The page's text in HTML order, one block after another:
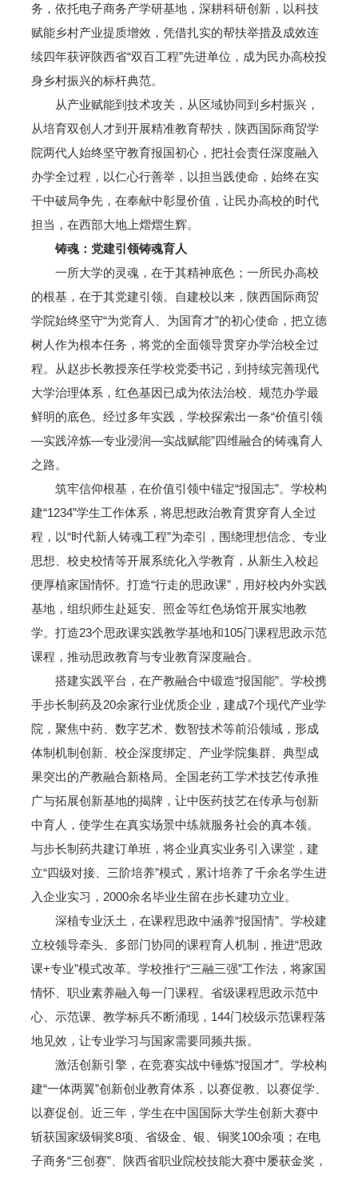
务，依托电子商务产学研基地，深耕科研创新，以科技
赋能乡村产业提质增效，凭借扎实的帮扶举措及成效连
续四年获评陕西省“双百工程”先进单位，成为民办高校投
身乡村振兴的标杆典范。
从产业赋能到技术攻关，从区域协同到乡村振兴，
从培育双创人才到开展精准教育帮扶，陕西国际商贸学
院两代人始终坚守教育报国初心，把社会责任深度融入
办学全过程，以仁心行善举，以担当践使命，始终在实
干中破局争先，在奉献中彰显价值，让民办高校的时代
担当，在西部大地上熠熠生辉。
铸魂：党建引领铸魂育人
一所大学的灵魂，在于其精神底色；一所民办高校
的根基，在于其党建引领。自建校以来，陕西国际商贸
学院始终坚守“为党育人、为国育才”的初心使命，把立德
树人作为根本任务，将党的全面领导贯穿办学治校全过
程。从赵步长教授亲任学校党委书记，到持续完善现代
大学治理体系，红色基因已成为依法治校、规范办学最
鲜明的底色。经过多年实践，学校探索出一条“价值引领
—实践淬炼—专业浸润—实战赋能”四维融合的铸魂育人
之路。
筑牢信仰根基，在价值引领中锚定“报国志”。学校构
建“1234”学生工作体系，将思想政治教育贯穿育人全过
程，以“时代新人铸魂工程”为牵引，围绕理想信念、专业
思想、校史校情等开展系统化入学教育，从新生入校起
便厚植家国情怀。打造“行走的思政课”，用好校内外实践
基地，组织师生赴延安、照金等红色场馆开展实地教
学。打造23个思政课实践教学基地和105门课程思政示范
课程，推动思政教育与专业教育深度融合。
搭建实践平台，在产教融合中锻造“报国能”。学校携
手步长制药及20余家行业优质企业，建成7个现代产业学
院，聚焦中药、数字艺术、数智技术等前沿领域，形成
体制机制创新、校企深度绑定、产业学院集群、典型成
果突出的产教融合新格局。全国老药工学术技艺传承推
广与拓展创新基地的揭牌，让中医药技艺在传承与创新
中育人，使学生在真实场景中练就服务社会的真本领。
与步长制药共建订单班，将企业真实业务引入课堂，建
立“四级对接、三阶培养”模式，累计培养了千余名学生进
入企业实习，2000余名毕业生留在步长建功立业。
深植专业沃土，在课程思政中涵养“报国情”。学校建
立校领导牵头、多部门协同的课程育人机制，推进“思政
课+专业”模式改革。学校推行“三融三强”工作法，将家国
情怀、职业素养融入每一门课程。省级课程思政示范中
心、示范课、教学标兵不断涌现，144门校级示范课程落
地见效，让专业学习与国家需要同频共振。
激活创新引擎，在竞赛实战中锤炼“报国才”。学校构
建“一体两翼”创新创业教育体系，以赛促教、以赛促学、
以赛促创。近三年，学生在中国国际大学生创新大赛中
斩获国家级铜奖8项、省级金、银、铜奖100余项；在电
子商务“三创赛”、陕西省职业院校技能大赛中屡获金奖，